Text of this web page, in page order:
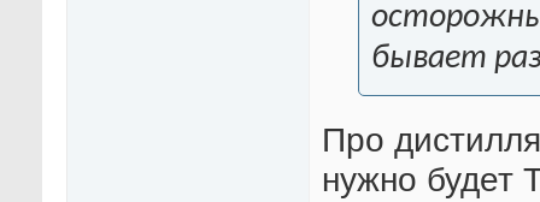
бывает
Про
нужно будет